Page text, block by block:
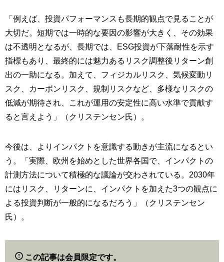
「例えば、投資パフォーマンスも長期的観点で見ることが
大切だ。短期では一時的な要因の影響が大きく、その効果
は不透明となるが、長期では、ESG投資が下落耐性を示す
指標もあり、最終的には魅力あるリスク調整後リターン創
出の一助になる。加えて、フィジカルリスク、気候変動リ
スク、カーボンリスク、規制リスクなど、多様なリスクの
低減が期待され、これが運用の安定性に高い水準で貢献す
ると言えよう」（クリステンセン氏）。
今後は、よりインパクトを意識する動きが主流になるとい
う。「実際、欧州を始めとした世界各国で、インパクトの
計測方法について積極的な議論が交わされている。2030年
にはリスク、リターンに、インパクトを加えた3つの観点に
よる投資判断が一般的になるだろう」（クリステンセン
氏）。
この記事は会員限定です。